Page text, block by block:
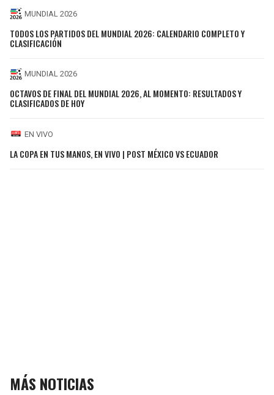
MUNDIAL 2026
TODOS LOS PARTIDOS DEL MUNDIAL 2026: CALENDARIO COMPLETO Y
CLASIFICACIÓN
MUNDIAL 2026
OCTAVOS DE FINAL DEL MUNDIAL 2026, AL MOMENTO: RESULTADOS Y
CLASIFICADOS DE HOY
EN VIVO
LA COPA EN TUS MANOS, EN VIVO | POST MÉXICO VS ECUADOR
MÁS NOTICIAS